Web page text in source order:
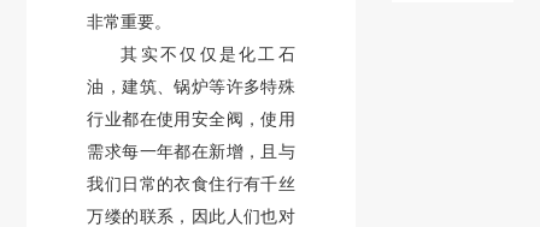
非常重要。
其实不仅仅是化工石
油，建筑、锅炉等许多特殊
行业都在使用安全阀，使用
需求每一年都在新增，且与
我们日常的衣食住行有千丝
万缕的联系，因此人们也对